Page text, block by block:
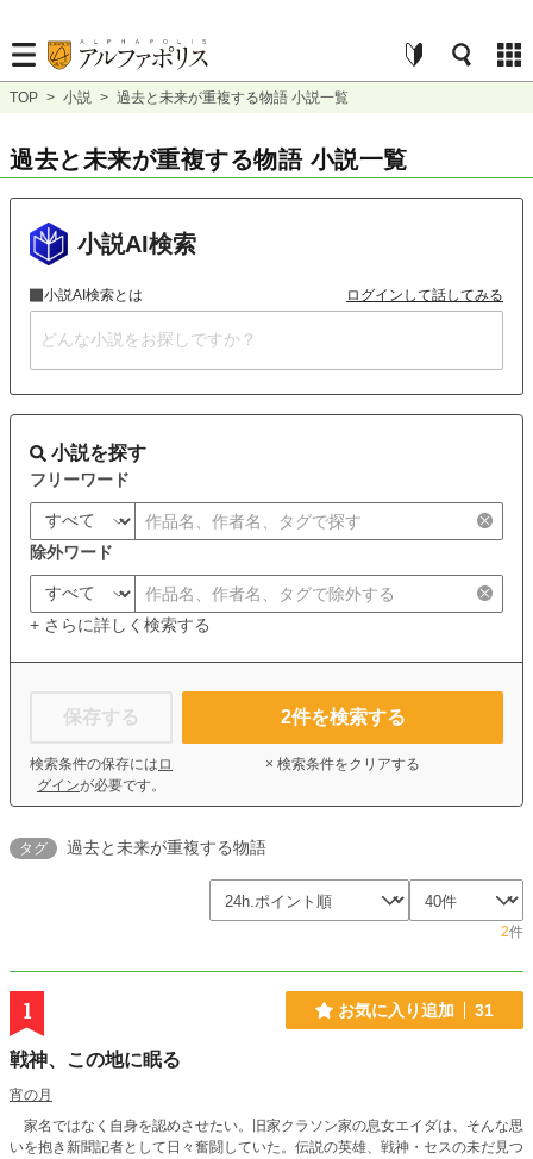
TOP > 小説 > 過去と未来が重複する物語 小説一覧
過去と未来が重複する物語 小説一覧
小説AI検索
小説AI検索とは ログインして話してみる
小説を探す
フリーワード
除外ワード
+ さらに詳しく検索する
保存する
検索条件の保存には ロ
グインが必要です。
2件を検索する
× 検索条件をクリアする
タグ 過去と未来が重複する物語
2件
1 お気に入り追加 31
戦神、この地に眠る
宵の月
家名ではなく自身を認めさせたい。旧家クラソン家の息女エイダは、そんな思
いを抱き新聞記者として日々奮闘していた。伝説の英雄、戦神・セスの未だ見つ